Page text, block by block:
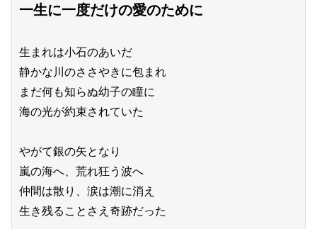
一生に一度だけの愛のために
生まれは小石のあいだ
静かな川のささやきに包まれ
まだ何も知らぬ幼子の瞳に
海の光が約束されていた
やがて銀の矢となり
嵐の海へ、荒れ狂う波へ
仲間は散り、涙は潮に消え
生き残ることさえ奇跡だった